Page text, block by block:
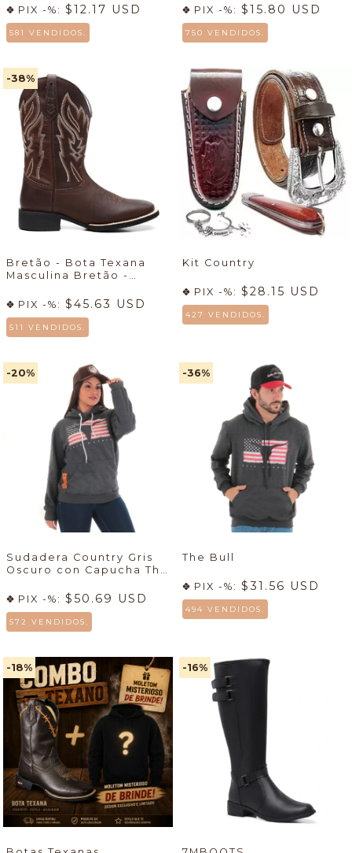
PIX -%: $12.17 USD
581 VENDIDOS.
PIX -%: $15.80 USD
750 VENDIDOS.
-38%
Bretão - Bota Texana
Masculina Bretão -
Cueca🔥
PIX -%: $45.63 USD
511 VENDIDOS.
Kit Country
PIX -%: $28.15 USD
427 VENDIDOS.
-20%
Sudadera Country Gris
Oscuro con Capucha The
PIX -%: $50.69 USD
572 VENDIDOS.
-36%
The Bull
PIX -%: $31.56 USD
494 VENDIDOS.
-18% -16%